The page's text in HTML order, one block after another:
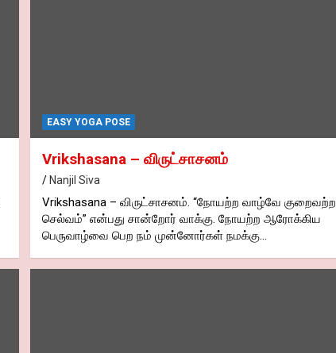
EASY YOGA POSE
Vrikshasana – விருட்சாசனம்
Nanjil Siva
Vrikshasana – விருட்சாசனம். “நோயற்ற வாழ்வே குறைவற்ற
செல்வம்” என்பது சான்றோர் வாக்கு. நோயற்ற ஆரோக்கிய
பெருவாழ்வை பெற நம் முன்னோர்கள் நமக்கு…